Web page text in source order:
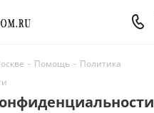
- Помощь - Политика